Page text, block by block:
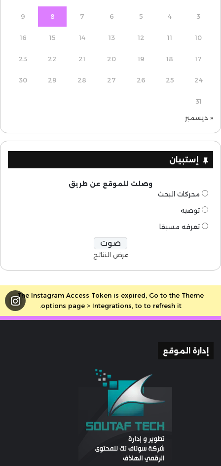
3
4
5
6
7
8
9
10
11
12
13
14
15
16
17
18
19
20
21
22
23
24
25
26
27
28
29
30
31
« ديسمبر
إستبيان
وصلت للموقع عن طريق
محركات البحث
توصيه
تعرفه مسبقا
عرض النتائج
The Instagram Access Token is expired, Go to the Theme
options page > Integrations, to to refresh it.
إدارة الموقع